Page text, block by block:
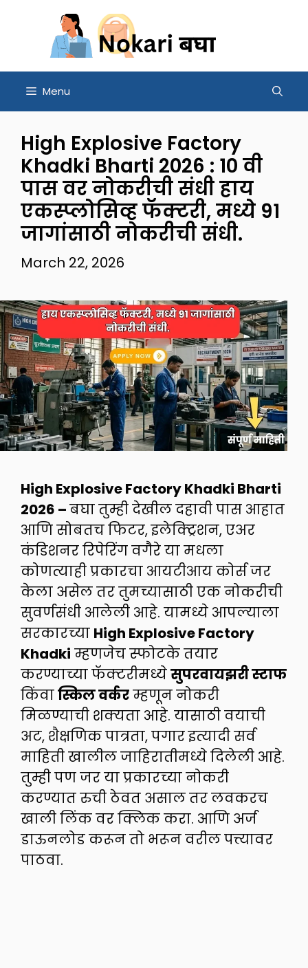
content
Menu
High Explosive Factory
Khadki Bharti 2026 : 10 वी
पास वर नोकरीची संधी हाय
एकस्प्लोसिव्ह फॅक्टरी, मध्ये 91
जागांसाठी नोकरीची संधी.
March 22, 2026
High Explosive Factory Khadki Bharti
2026 –बघा तुम्ही देखील दहावी पास आहात
आणि सोबतच फिटर, इलेक्ट्रिशन, एअर
कंडिशनर रिपेरिंग वगैरे या मधला
कोणत्याही प्रकारचा आयटीआय कोर्स जर
केला असेल तर तुमच्यासाठी एक नोकरीची
सुवर्णसंधी आलेली आहे. यामध्ये आपल्याला
सरकारच्या High Explosive Factory
Khadki म्हणजेच स्फोटके तयार
करण्याच्या फॅक्टरीमध्येसुपरवायझरी स्टाफ
किंवास्किल वर्करम्हणून नोकरी
मिळण्याची शक्यता आहे. यासाठी वयाची
अट, शैक्षणिक पात्रता, पगार इत्यादी सर्व
माहिती खालील जाहिरातीमध्ये दिलेली आहे.
तुम्ही पण जर या प्रकारच्या नोकरी
करण्यात रुची ठेवत असाल तर लवकरच
खाली लिंक वर क्लिक करा. आणि अर्ज
डाऊनलोड करून तो भरून वरील पत्त्यावर
पाठवा.